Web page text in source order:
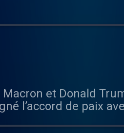
et Donald
l’accord de paix